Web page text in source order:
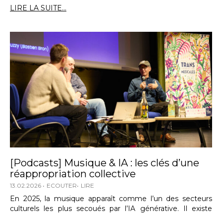
LIRE LA SUITE...
[Podcasts] Musique & IA : les clés d’une
réappropriation collective
13.02.2026 ECOUTER LIRE
En 2025, la musique apparaît comme l’un des secteurs
culturels les plus secoués par l’IA générative. Il existe